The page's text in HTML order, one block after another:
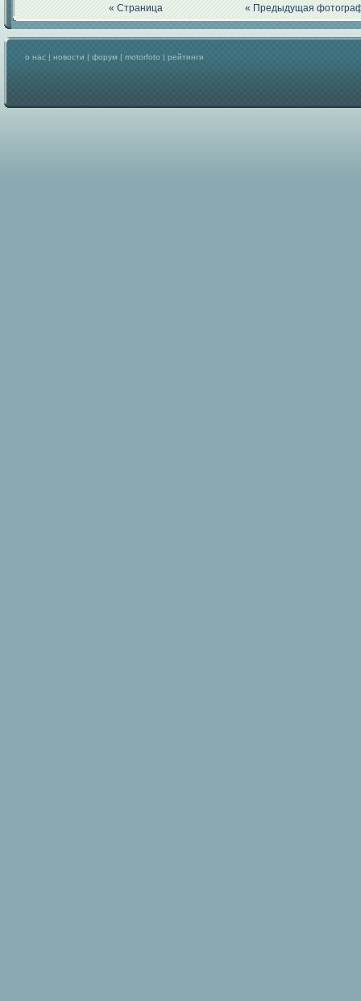
« Страница « Предыдущая
о нас | новости | форум | motorfoto | рейтинги